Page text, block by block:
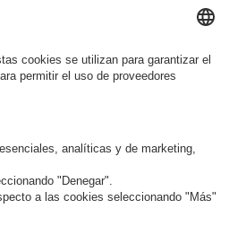
del proyecto.
complejas, creando
de expertos en